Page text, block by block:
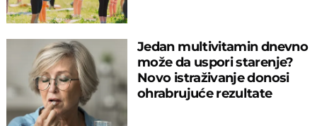
Jedan multivitamin dnevno
može da uspori starenje?
Novo istraživanje donosi
ohrabrujuće rezultate